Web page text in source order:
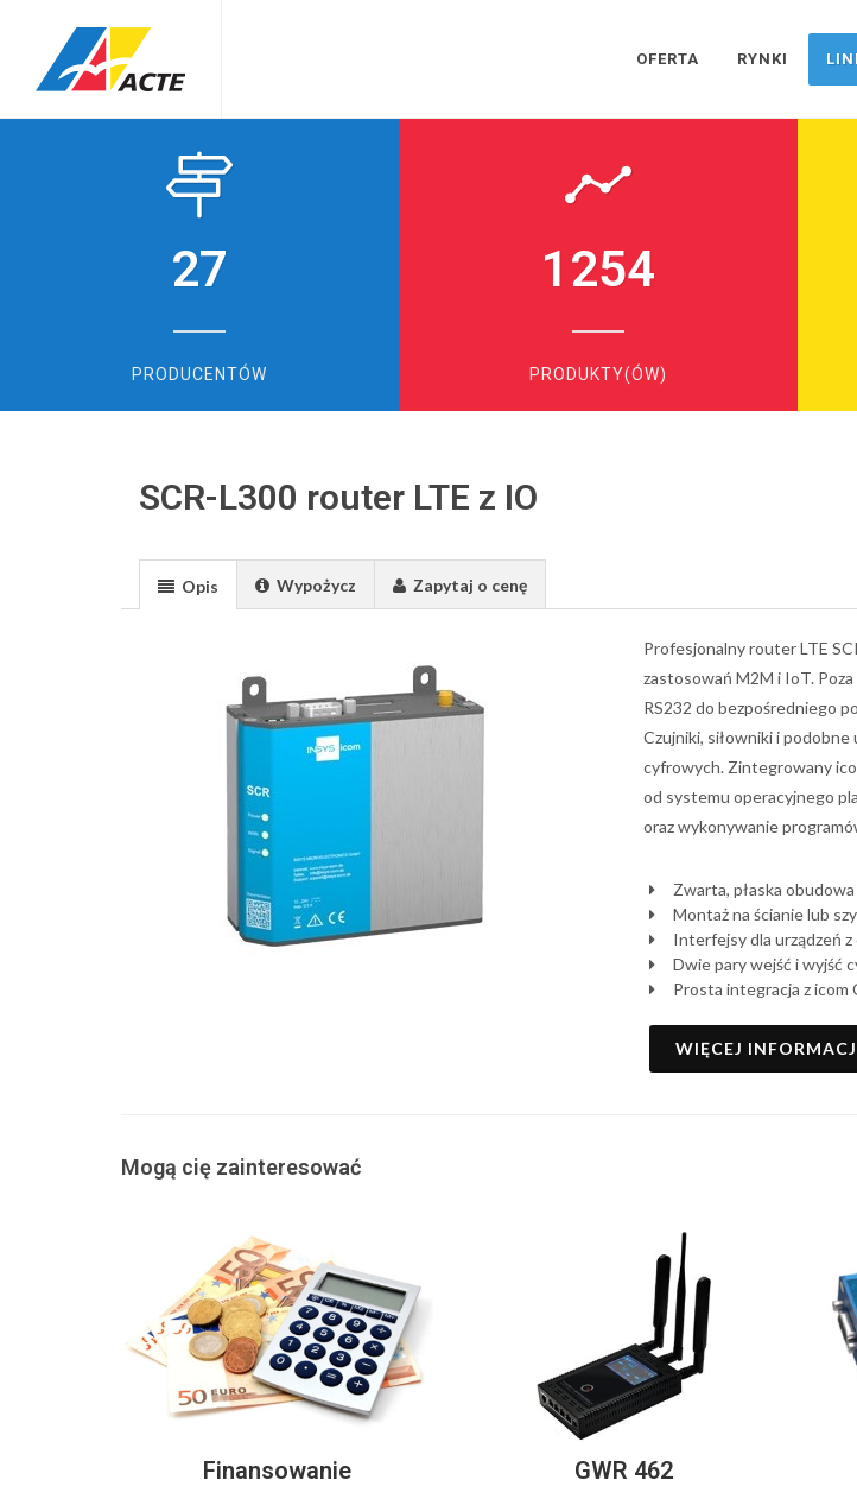
OFERTA RYNKI
27
PRODUCENTÓW
1254
PRODUKTY(ÓW)
SCR-L300 router LTE z IO
Opis Wypożycz Zapytaj o cenę
Profesjonalny router LTE
zastosowań M2M i IoT.
RS232 do bezpośredniego
Czujniki, siłowniki i
cyfrowych. Zintegrowany
od systemu operacyjnego
oraz wykonywanie
Zwarta, płaska obudowa
Montaż na ścianie lub
Interfejsy dla urządzeń
Dwie pary wejść i wyjść
Prosta integracja z
WIĘCEJ
Mogą cię zainteresować
Finansowanie GWR 462